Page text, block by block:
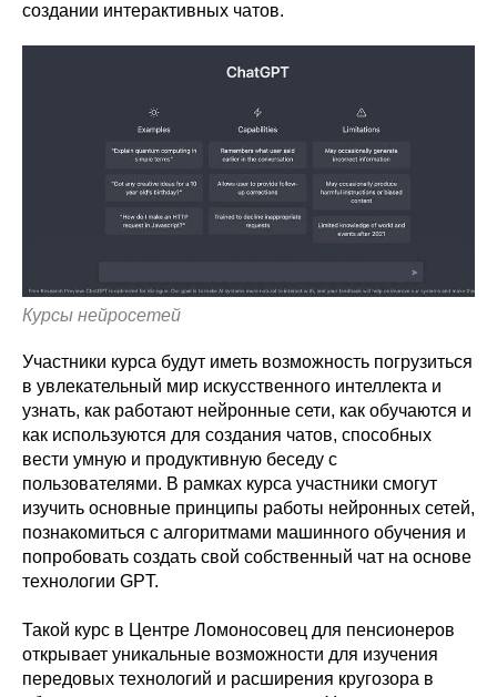
создании интерактивных чатов.
Курсы нейросетей
Участники курса будут иметь возможность погрузиться
в увлекательный мир искусственного интеллекта и
узнать, как работают нейронные сети, как обучаются и
как используются для создания чатов, способных
вести умную и продуктивную беседу с
пользователями. В рамках курса участники смогут
изучить основные принципы работы нейронных сетей,
познакомиться с алгоритмами машинного обучения и
попробовать создать свой собственный чат на основе
технологии GPT.
Такой курс в Центре Ломоносовец для пенсионеров
открывает уникальные возможности для изучения
передовых технологий и расширения кругозора в